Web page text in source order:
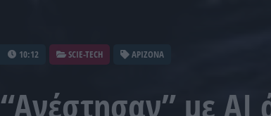
10:12 SCIE-TECH ΑΡΙΖΟΝΑ
με